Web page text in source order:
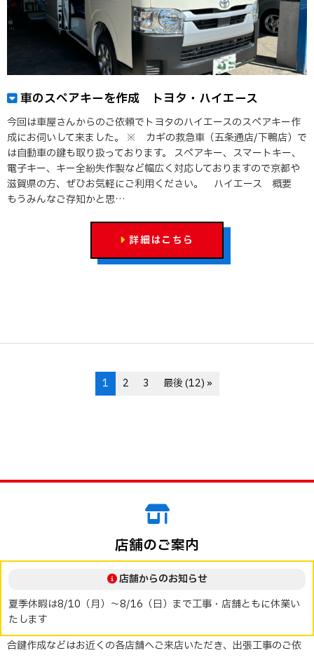
車のスペアキーを作成 トヨタ・ハイエース
今回は車屋さんからのご依頼でトヨタのハイエースのスペアキー作
成にお伺いして来ました。 ※ カギの救急車（五条通店/下鴨店）で
は自動車の鍵も取り扱っております。 スペアキー、スマートキー、
電子キー、キー全紛失作製など幅広く対応しておりますので京都や
滋賀県の方、ぜひお気軽にご利用ください。 ハイエース 概要
もうみんなご存知かと思…
詳細はこちら
1 2 3 最後 (12) »
店舗のご案内
店舗からのお知らせ
夏季休暇は8/10（月）～8/16（日）まで工事・店舗ともに休業い
たします
合鍵作成などはお近くの各店舗へご来店いただき、出張工事のご依